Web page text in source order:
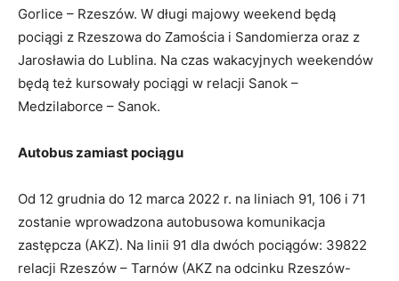
Gorlice – Rzeszów. W długi majowy weekend będą
pociągi z Rzeszowa do Zamościa i Sandomierza oraz z
Jarosławia do Lublina. Na czas wakacyjnych weekendów
będą też kursowały pociągi w relacji Sanok –
Medzilaborce – Sanok.
Autobus zamiast pociągu
Od 12 grudnia do 12 marca 2022 r. na liniach 91, 106 i 71
zostanie wprowadzona autobusowa komunikacja
zastępcza (AKZ). Na linii 91 dla dwóch pociągów: 39822
relacji Rzeszów – Tarnów (AKZ na odcinku Rzeszów-